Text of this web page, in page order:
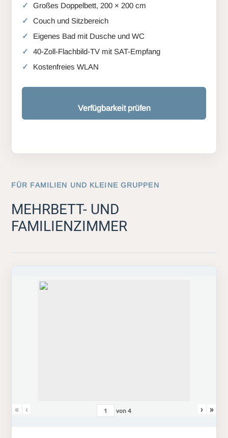
Großes Doppelbett, 200 × 200 cm
Couch und Sitzbereich
Eigenes Bad mit Dusche und WC
40-Zoll-Flachbild-TV mit SAT-Empfang
Kostenfreies WLAN
Verfügbarkeit prüfen
FÜR FAMILIEN UND KLEINE GRUPPEN
MEHRBETT- UND
FAMILIENZIMMER
« ‹ von4 › »